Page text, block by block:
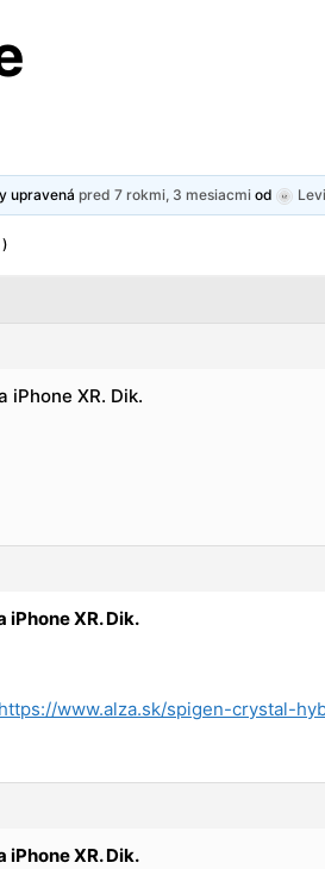
upravenápred 7 rokmi, 3 mesiacmi od
iPhone XR. Dik.
XR. Dik.
https://www.alza.sk/spigen-crystal-
XR. Dik.